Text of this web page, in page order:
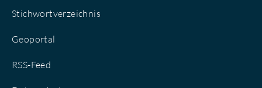
Stichwortverzeichnis
Geoportal
RSS-Feed